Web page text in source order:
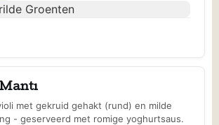
met gekruid gehakt (rund) en milde
- geserveerd met romige yoghurtsaus.